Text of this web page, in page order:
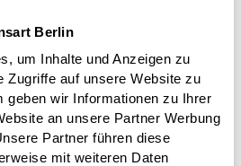
Berlin
um Inhalte und Anzeigen zu
Zugriffe auf unsere Website zu
geben wir Informationen zu Ihrer
an unsere Partner Werbung
Partner führen diese
mit weiteren Daten